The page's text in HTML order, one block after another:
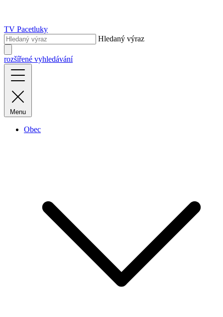
TV Pacetluky
Hledaný výraz
rozšířené vyhledávání
Menu
Obec